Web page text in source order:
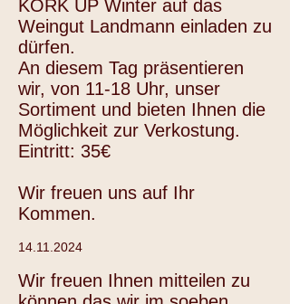
KORK UP Winter auf das
Weingut Landmann einladen zu
dürfen.
An diesem Tag präsentieren
wir, von 11-18 Uhr, unser
Sortiment und bieten Ihnen die
Möglichkeit zur Verkostung.
Eintritt: 35€
Wir freuen uns auf Ihr
Kommen.
14.11.2024
Wir freuen Ihnen mitteilen zu